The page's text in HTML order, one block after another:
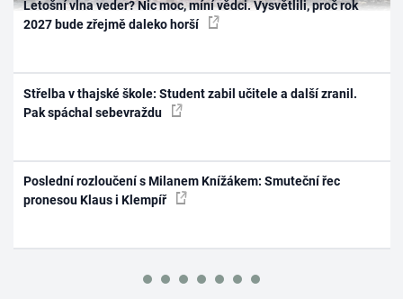
Letošní vlna veder? Nic moc, míní vědci. Vysvětlili, proč rok
2027 bude zřejmě daleko horší
Střelba v thajské škole: Student zabil učitele a další zranil.
Pak spáchal sebevraždu
Poslední rozloučení s Milanem Knížákem: Smuteční řec
pronesou Klaus i Klempíř